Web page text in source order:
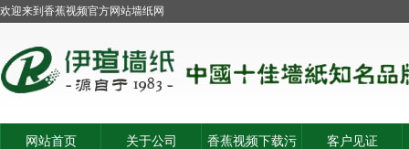
欢迎来到香蕉视频官方网站墙纸网
网站首页 关于公司
香蕉视频下载污
客户见证